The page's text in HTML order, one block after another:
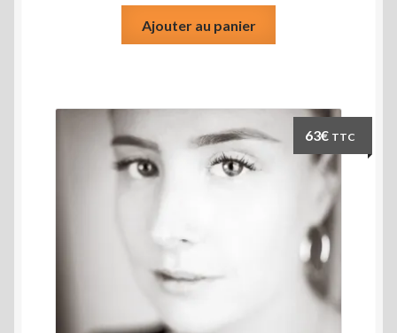
Ajouter au panier
63€ TTC